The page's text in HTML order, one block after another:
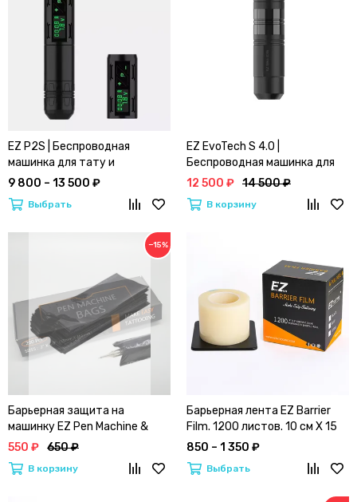
EZ P2S | Беспроводная
машинка для тату и
перманентного макияжа
9 800 – 13 500 ₽
Выбрать
EZ EvoTech S 4.0 |
Беспроводная машинка для
профенссиональной
12 500 ₽ 14 500 ₽
В корзину
−15%
Барьерная защита на
машинку EZ Pen Machine &
Grip Sleeve Covers
550 ₽ 650 ₽
В корзину
Барьерная лента EZ Barrier
Film. 1200 листов. 10 см Х 15
см | прозрачная
850 – 1 350 ₽
Выбрать